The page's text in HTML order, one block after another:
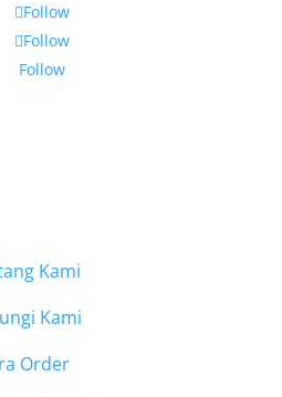
Follow
Follow
Follow
Kami
Kami
Order